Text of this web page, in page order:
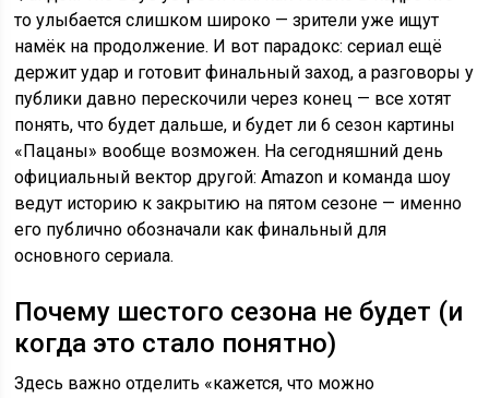
то улыбается слишком широко — зрители уже ищут
намёк на продолжение. И вот парадокс: сериал ещё
держит удар и готовит финальный заход, а разговоры у
публики давно перескочили через конец — все хотят
понять, что будет дальше, и будет ли 6 сезон картины
«Пацаны» вообще возможен. На сегодняшний день
официальный вектор другой: Amazon и команда шоу
ведут историю к закрытию на пятом сезоне — именно
его публично обозначали как финальный для
основного сериала.
Почему шестого сезона не будет (и
когда это стало понятно)
Здесь важно отделить «кажется, что можно